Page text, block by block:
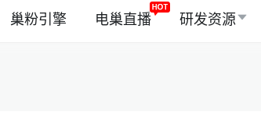
巢粉引擎 电巢直播 研发资源